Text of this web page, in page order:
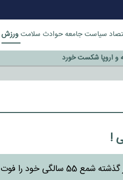
سیاستجامعهحوادث سلامتورزش
و اروپا شکست خورد
خود را فوت کرد.